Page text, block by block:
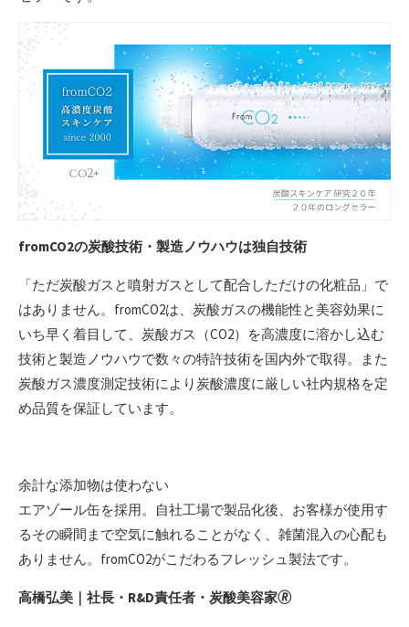
fromCO2の炭酸技術・製造ノウハウは独自技術
「ただ炭酸ガスと噴射ガスとして配合しただけの化粧品」で
はありません。fromCO2は、炭酸ガスの機能性と美容効果に
いち早く着目して、炭酸ガス（CO2）を高濃度に溶かし込む
技術と製造ノウハウで数々の特許技術を国内外で取得。また
炭酸ガス濃度測定技術により炭酸濃度に厳しい社内規格を定
め品質を保証しています。
余計な添加物は使わない
エアゾール缶を採用。自社工場で製品化後、お客様が使用す
るその瞬間まで空気に触れることがなく、雑菌混入の心配も
ありません。fromCO2がこだわるフレッシュ製法です。
高橋弘美｜社長・R&D責任者・炭酸美容家🄬